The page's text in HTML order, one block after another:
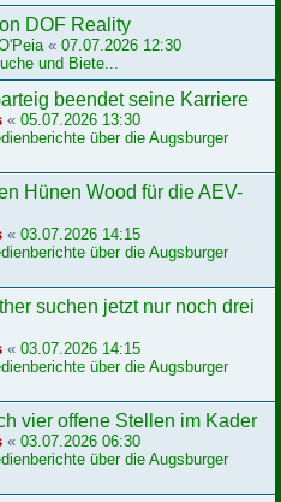
DOF Reality
« 07.07.2026 12:30
und Biete...
beendet seine Karriere
« 05.07.2026 13:30
über die Augsburger
Hünen Wood für die AEV-
« 03.07.2026 14:15
über die Augsburger
suchen jetzt nur noch drei
« 03.07.2026 14:15
über die Augsburger
vier offene Stellen im Kader
« 03.07.2026 06:30
über die Augsburger